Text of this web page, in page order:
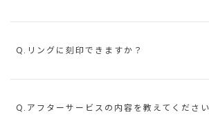
Q.リングに刻印できますか？
Q.アフターサービスの内容を教えてください